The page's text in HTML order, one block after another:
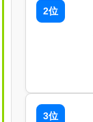
2位
3位